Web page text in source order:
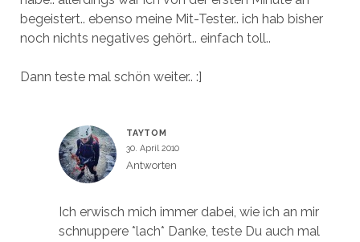
begeistert.. ebenso meine Mit-Tester.. ich hab bisher
noch nichts negatives gehört.. einfach toll..
Dann teste mal schön weiter.. :]
TAYTOM
30. April 2010
Antworten
Ich erwisch mich immer dabei, wie ich an mir
schnuppere *lach* Danke, teste Du auch mal